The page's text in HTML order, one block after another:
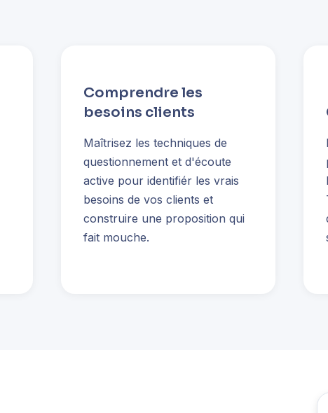
Comprendre les
besoins clients
Maîtrisez les techniques de
questionnement et d'écoute
active pour identifiér les vrais
besoins de vos clients et
construire une proposition qui
fait mouche.